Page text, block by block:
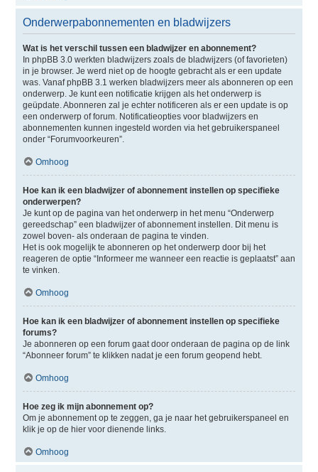
Onderwerpabonnementen en bladwijzers
Wat is het verschil tussen een bladwijzer en abonnement?
In phpBB 3.0 werkten bladwijzers zoals de bladwijzers (of favorieten)
in je browser. Je werd niet op de hoogte gebracht als er een update
was. Vanaf phpBB 3.1 werken bladwijzers meer als abonneren op een
onderwerp. Je kunt een notificatie krijgen als het onderwerp is
geüpdate. Abonneren zal je echter notificeren als er een update is op
een onderwerp of forum. Notificatieopties voor bladwijzers en
abonnementen kunnen ingesteld worden via het gebruikerspaneel
onder “Forumvoorkeuren”.
Omhoog
Hoe kan ik een bladwijzer of abonnement instellen op specifieke
onderwerpen?
Je kunt op de pagina van het onderwerp in het menu “Onderwerp
gereedschap” een bladwijzer of abonnement instellen. Dit menu is
zowel boven- als onderaan de pagina te vinden.
Het is ook mogelijk te abonneren op het onderwerp door bij het
reageren de optie “Informeer me wanneer een reactie is geplaatst” aan
te vinken.
Omhoog
Hoe kan ik een bladwijzer of abonnement instellen op specifieke
forums?
Je abonneren op een forum gaat door onderaan de pagina op de link
“Abonneer forum” te klikken nadat je een forum geopend hebt.
Omhoog
Hoe zeg ik mijn abonnement op?
Om je abonnement op te zeggen, ga je naar het gebruikerspaneel en
klik je op de hier voor dienende links.
Omhoog